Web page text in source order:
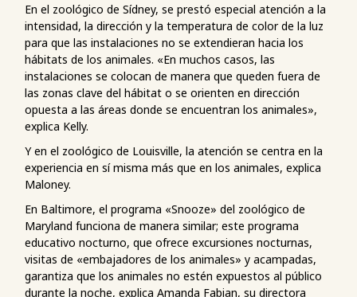
En el zoológico de Sídney, se prestó especial atención a la
intensidad, la dirección y la temperatura de color de la luz
para que las instalaciones no se extendieran hacia los
hábitats de los animales. «En muchos casos, las
instalaciones se colocan de manera que queden fuera de
las zonas clave del hábitat o se orienten en dirección
opuesta a las áreas donde se encuentran los animales»,
explica Kelly.
Y en el zoológico de Louisville, la atención se centra en la
experiencia en sí misma más que en los animales, explica
Maloney.
En Baltimore, el programa «Snooze» del zoológico de
Maryland funciona de manera similar; este programa
educativo nocturno, que ofrece excursiones nocturnas,
visitas de «embajadores de los animales» y acampadas,
garantiza que los animales no estén expuestos al público
durante la noche, explica Amanda Fabian, su directora